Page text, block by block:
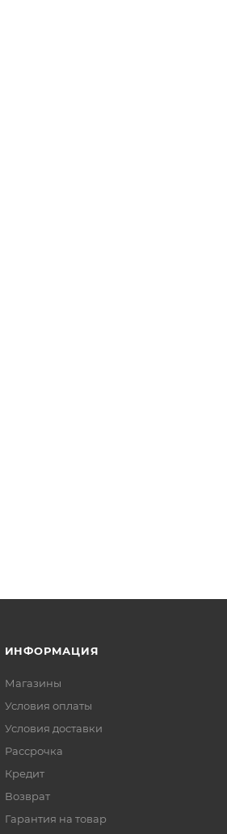
ИНФОРМАЦИЯ
Магазины
Условия оплаты
Условия доставки
Рассрочка
Кредит
Возврат
Гарантия на товар